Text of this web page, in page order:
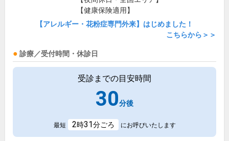
【健康保険適用】
【アレルギー・花粉症専門外来】はじめました！
こちらから＞＞
診療／受付時間・休診日
受診までの目安時間
30分後
最短 2時31分ごろ にお呼びいたします